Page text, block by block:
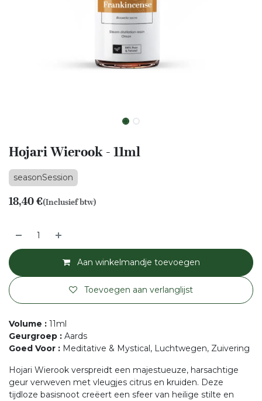
Hojari Wierook - 11ml
seasonSession
18,40€(Inclusief btw)
Aan winkelmandje toevoegen
Toevoegen aan verlanglijst
Volume : 11ml
Geurgroep : Aards
Goed Voor : Meditative & Mystical, Luchtwegen, Zuivering
Hojari Wierook verspreidt een majestueuze, harsachtige
geur verweven met vleugjes citrus en kruiden. Deze
tijdloze basisnoot creëert een sfeer van heilige stilte en